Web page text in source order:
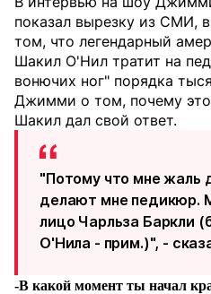
показал вырезку из СМИ,
том, что легендарный
Шакил О'Нил тратит на
вонючих ног" порядка
Джимми о том, почему это
Шакил дал свой ответ.
"Потому что мне жаль
делают мне педикюр.
лицо Чарльза Баркли
О'Нила - прим.)", -
-В какой момент ты начал